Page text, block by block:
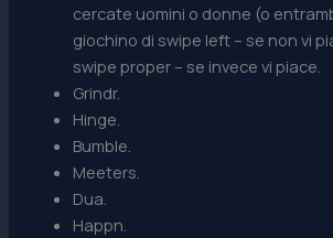
cercate uomini o donne (o
giochino di swipe left – se non vi
swipe proper – se invece vi piace.
Grindr.
Hinge.
Bumble.
Meeters.
Dua.
Happn.